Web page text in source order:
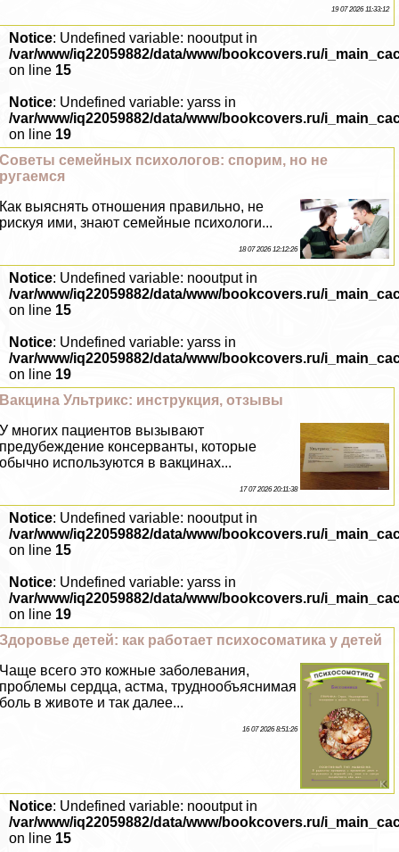
19 07 2026 11:33:12
Notice: Undefined variable: nooutput in
/var/www/iq22059882/data/www/bookcovers.ru/
on line 15
Notice: Undefined variable: yarss in
/var/www/iq22059882/data/www/bookcovers.ru/
on line 19
Советы семейных психологов: спорим, но не
ругаемся
Как выяснять отношения правильно, не
рискуя ими, знают семейные психологи...
18 07 2026 12:12:26
Notice: Undefined variable: nooutput in
/var/www/iq22059882/data/www/bookcovers.ru/
on line 15
Notice: Undefined variable: yarss in
/var/www/iq22059882/data/www/bookcovers.ru/
on line 19
Вакцина Ультрикс: инструкция, отзывы
У многих пациентов вызывают
предубеждение консерванты, которые
обычно используются в вакцинах...
17 07 2026 20:11:38
Notice: Undefined variable: nooutput in
/var/www/iq22059882/data/www/bookcovers.ru/
on line 15
Notice: Undefined variable: yarss in
/var/www/iq22059882/data/www/bookcovers.ru/
on line 19
Здоровье детей: как работает психосоматика у детей
Чаще всего это кожные заболевания,
проблемы сердца, астма, труднообъяснимая
боль в животе и так далее...
16 07 2026 8:51:26
Notice: Undefined variable: nooutput in
/var/www/iq22059882/data/www/bookcovers.ru/
on line 15